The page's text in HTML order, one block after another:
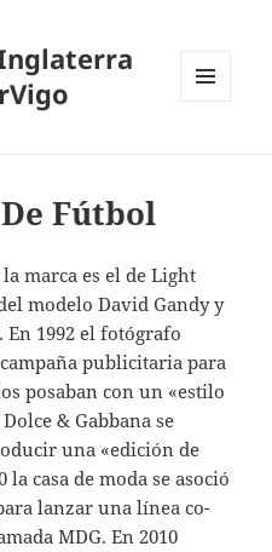
Fútbol
marca es el de Light
modelo David Gandy y
1992 el fotógrafo
publicitaria para
posaban con un «estilo
& Gabbana se
una «edición de
casa de moda se asoció
lanzar una línea co-
MDG. En 2010